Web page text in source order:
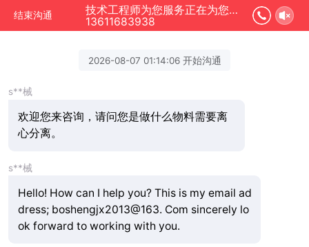
结束沟通
技术工程师为您服务正在为您服务
13611683938
2026-08-07 01:14:06 开始沟通
s**械
欢迎您来咨询，请问您是做什么物料需要离
心分离。
s**械
Hello! How can I help you? This is my email ad
dress; boshengjx2013@163. Com sincerely lo
ok forward to working with you.